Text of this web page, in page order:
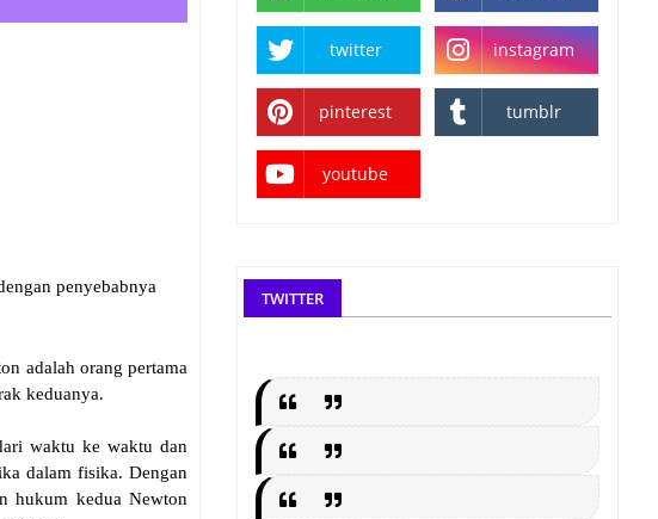
penyebabnya
adalah orang pertama
keduanya.
waktu ke waktu dan
dalam fisika. Dengan
hukum kedua Newton
twitter instagram
pinterest tumblr
youtube
TWITTER